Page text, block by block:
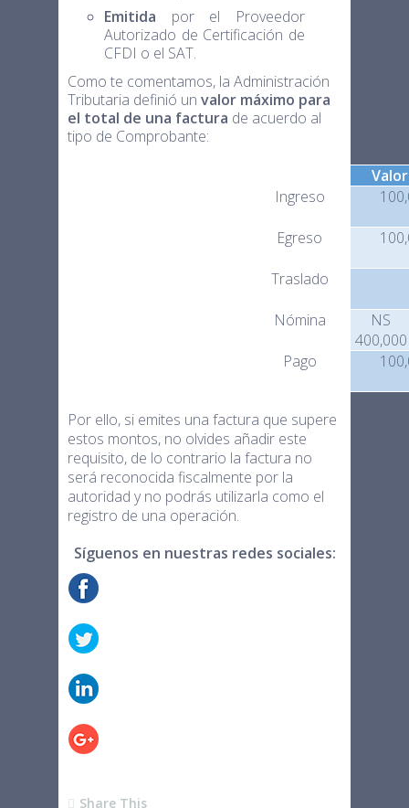
Emitida por el Proveedor
Autorizado de Certificación de
CFDI o el SAT.
Como te comentamos, la Administración
Tributaria definió un valor máximo para
el total de una factura de acuerdo al
tipo de Comprobante:
Ingreso
Egreso
Traslado
Nómina
NS
400,000
Pago
Por ello, si emites una factura que supere
estos montos, no olvides añadir este
requisito, de lo contrario la factura no
será reconocida fiscalmente por la
autoridad y no podrás utilizarla como el
registro de una operación.
Síguenos en nuestras redes sociales:
Share This